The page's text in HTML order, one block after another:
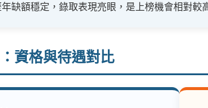
缺額穩定，錄取表現亮眼，是上榜機會相對較
資格與待遇對比